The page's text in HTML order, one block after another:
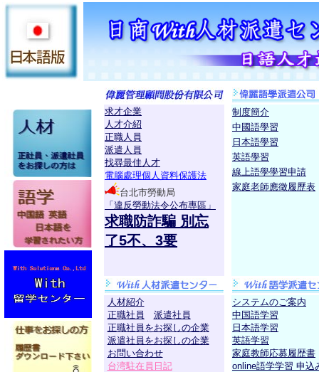
求才企業
人才介紹
正職人員
派遣人員
找尋最佳人才
電腦處理個人資料保護法
台北市勞動局
「違反勞動法令公布專區」
求職防詐騙 別忘
了5不、3要
制度簡介
中國語學習
日本語學習
英語學習
線上語學學習申請
家庭老師應徵履歷表
人材紹介
正職社員
派遣社員
正職社員をお探しの企業
派遣社員をお探しの企業
お問い合わせ
台湾駐在員日記
システムのご案内
中国語学習
日本語学習
英語学習
家庭教師応募履歴書
online語学学習 申込